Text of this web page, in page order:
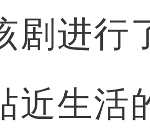
剧进行
近生活